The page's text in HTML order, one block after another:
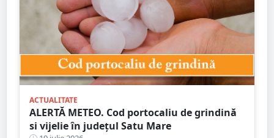
ACTUALITATE
ALERTĂ METEO. Cod portocaliu de grindină
si vijelie în județul Satu Mare